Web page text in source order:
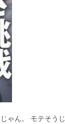
ゃん。 モテそうじ